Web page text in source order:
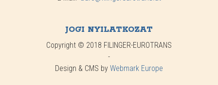
JOGI NYILATKOZAT
Copyright © 2018 FILINGER-EUROTRANS
-
Design & CMS by Webmark Europe